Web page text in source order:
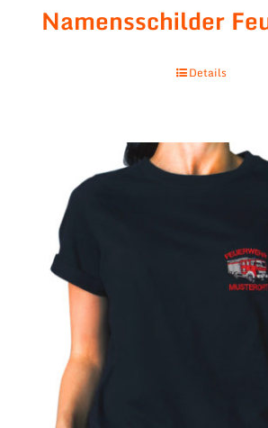
Namensschilder
Details